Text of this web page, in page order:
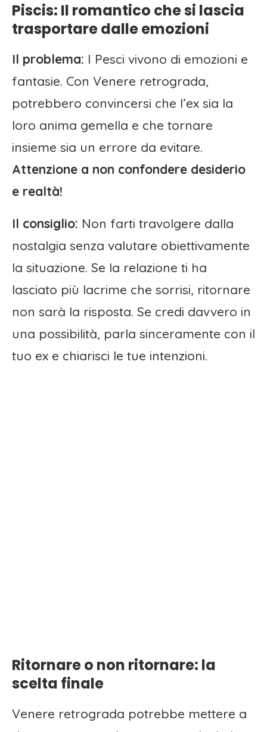
Piscis: Il romantico che si lascia
trasportare dalle emozioni
Il problema: I Pesci vivono di emozioni e
fantasie. Con Venere retrograda,
potrebbero convincersi che l’ex sia la
loro anima gemella e che tornare
insieme sia un errore da evitare.
Attenzione a non confondere desiderio
e realtà!
Il consiglio: Non farti travolgere dalla
nostalgia senza valutare obiettivamente
la situazione. Se la relazione ti ha
lasciato più lacrime che sorrisi, ritornare
non sarà la risposta. Se credi davvero in
una possibilità, parla sinceramente con il
tuo ex e chiarisci le tue intenzioni.
Ritornare o non ritornare: la
scelta finale
Venere retrograda potrebbe mettere a